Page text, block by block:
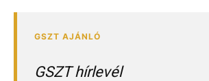
GSZT hírlevél